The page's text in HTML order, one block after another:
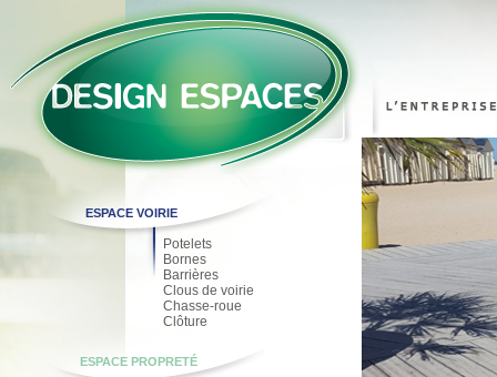
ESPACE VOIRIE
Potelets
Bornes
Barrières
Clous de voirie
Chasse-roue
Clôture
ESPACE PROPRETÉ